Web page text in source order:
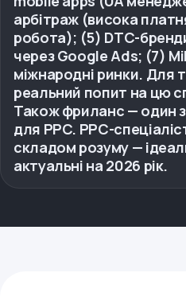
арбітраж (висока
робота); (5) DTC-
через Google Ads; (7)
міжнародні ринки. Для
реальний попит на цю
Також фриланс — один
для PPC. PPC-
складом розуму —
актуальні на 2026 рік.